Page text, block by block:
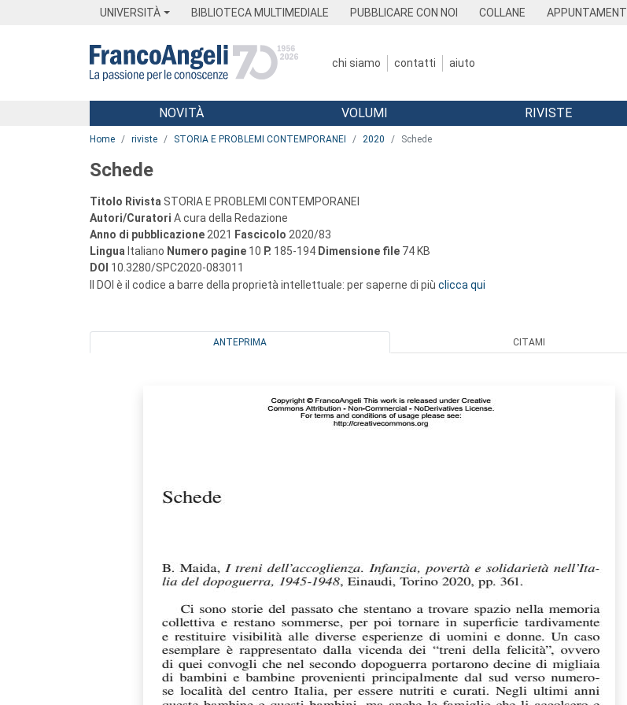
UNIVERSITÀ BIBLIOTECA MULTIMEDIALE PUBBLICARE CON NOI COLLANE APPUNTAMENTI
chi siamo contatti aiuto
Menu
NOVITÀ VOLUMI RIVISTE
Home riviste STORIA E PROBLEMI CONTEMPORANEI 2020 Schede
Schede
Titolo Rivista STORIA E PROBLEMI CONTEMPORANEI
Autori/Curatori A cura della Redazione
Anno di pubblicazione 2021 Fascicolo 2020/83
Lingua Italiano Numero pagine 10 P. 185-194 Dimensione file 74 KB
DOI 10.3280/SPC2020-083011
Il DOI è il codice a barre della proprietà intellettuale: per saperne di più clicca qui
ANTEPRIMA CITAMI